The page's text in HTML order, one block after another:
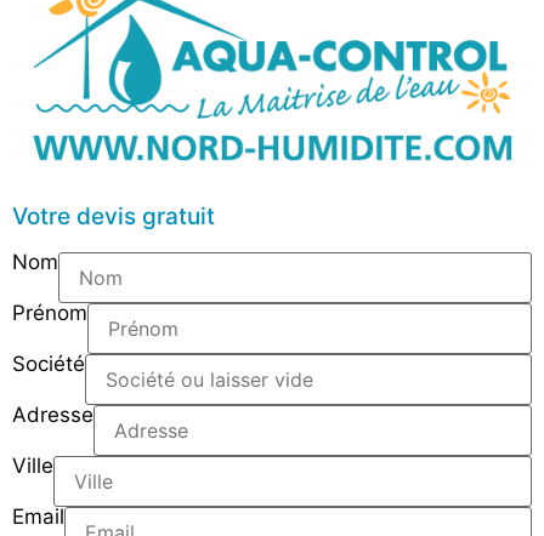
Votre devis gratuit
Nom
Prénom
Société
Adresse
Ville
Email